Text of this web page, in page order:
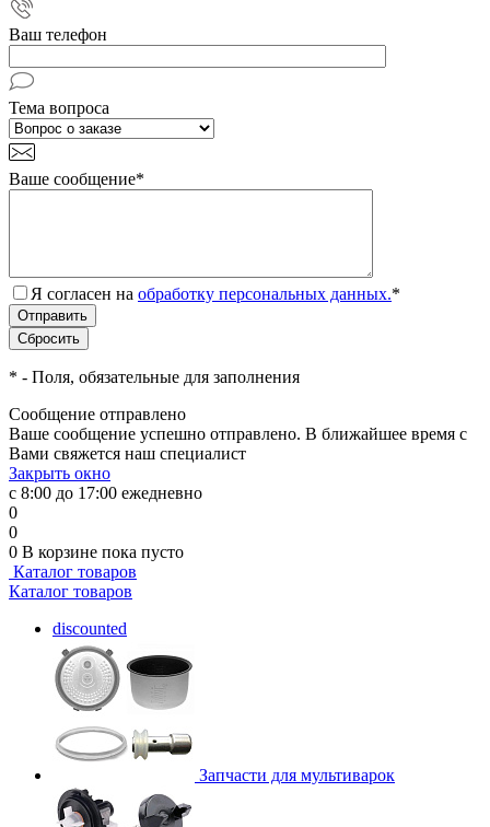
Ваш телефон
Тема вопроса
Ваше сообщение*
Я согласен на обработку персональных данных.*
* - Поля, обязательные для заполнения
Сообщение отправлено
Ваше сообщение успешно отправлено. В ближайшее время с
Вами свяжется наш специалист
Закрыть окно
с 8:00 до 17:00 ежедневно
0
0
0 В корзине пока пусто
Каталог товаров
Каталог товаров
discounted
Запчасти для мультиварок